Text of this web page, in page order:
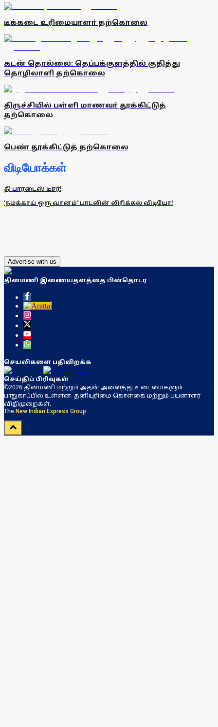
டீக்கடை உரிமையாளா் தற்கொலை
கடன் தொல்லை: தெப்பக்குளத்தில் குதித்து
தொழிலாளி தற்கொலை
திருச்சியில் பள்ளி மாணவா் தூக்கிட்டுத்
தற்கொலை
பெண் தூக்கிட்டுத் தற்கொலை
விடியோக்கள்
தி பாரடைஸ் டீசர்!
'நமக்காய் ஒரு வானம்' பாடலின் லிரிக்கல் விடியோ!
Advertise with us
தினமணி இணையதளத்தை பின்தொடர
செயலிகளை பதிவிறக்க
செய்திப் பிரிவுகள்
©2026 தினமணி மற்றும் அதன் அனைத்து உடைமைகளும்
பாதுகாப்பில் உள்ளன. தனியுரிமை கொள்கை மற்றும் பயனாளர்
விதிமுறைகள்.
The New Indian Express Group